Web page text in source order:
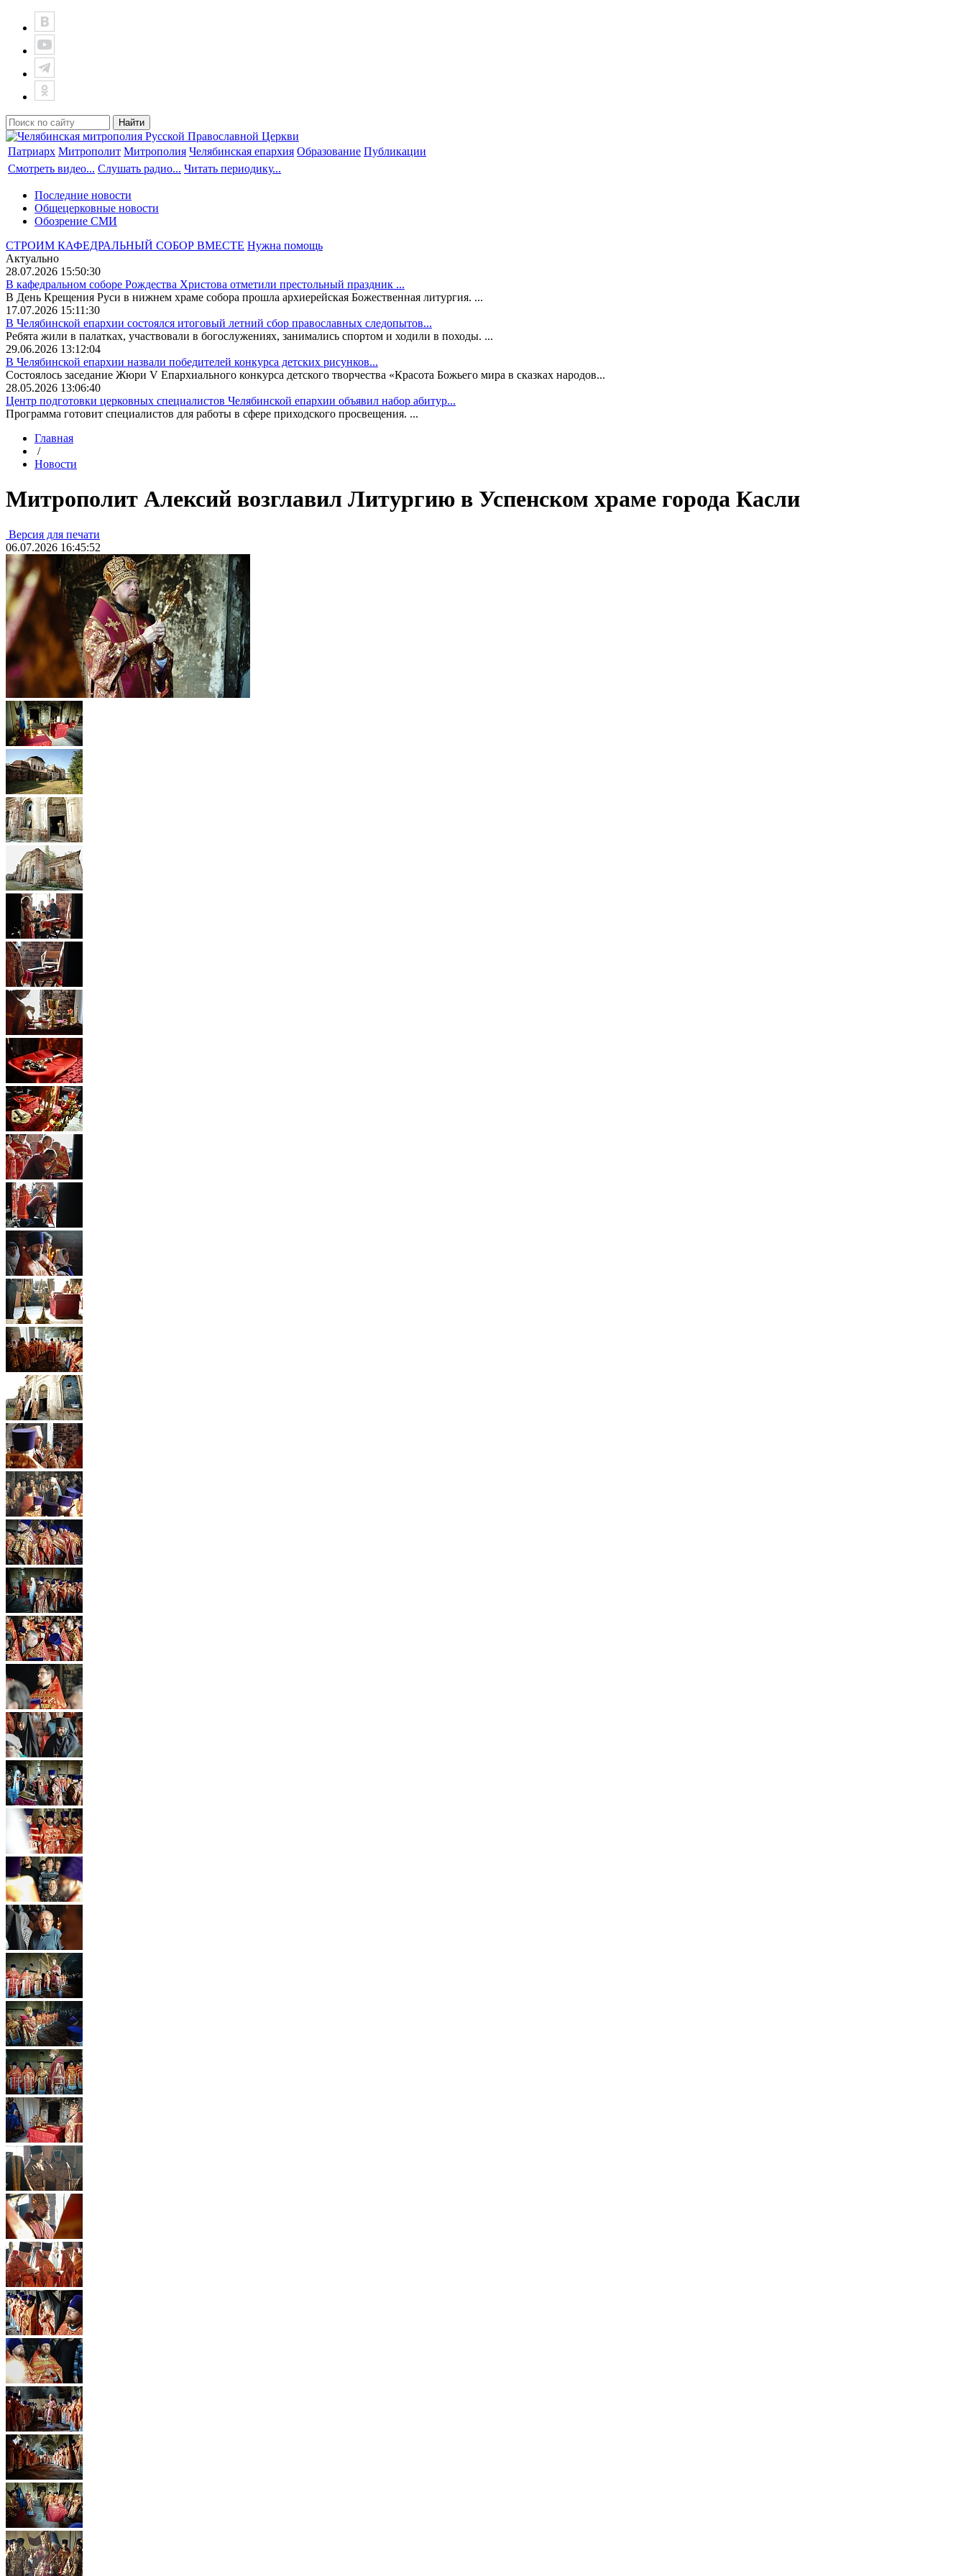
Патриарх Митрополит Митрополия Челябинская епархия Образование Публикации
Смотреть видео... Слушать радио... Читать периодику...
Последние новости
Общецерковные новости
Обозрение СМИ
СТРОИМ КАФЕДРАЛЬНЫЙ СОБОР ВМЕСТЕ Нужна помощь
Актуально
28.07.2026 15:50:30
В кафедральном соборе Рождества Христова отметили престольный праздник ...
В День Крещения Руси в нижнем храме собора прошла архиерейская Божественная литургия. ...
17.07.2026 15:11:30
В Челябинской епархии состоялся итоговый летний сбор православных следопытов...
Ребята жили в палатках, участвовали в богослужениях, занимались спортом и ходили в походы. ...
29.06.2026 13:12:04
В Челябинской епархии назвали победителей конкурса детских рисунков...
Состоялось заседание Жюри V Епархиального конкурса детского творчества «Красота Божьего мира в сказках народов...
28.05.2026 13:06:40
Центр подготовки церковных специалистов Челябинской епархии объявил набор абитур...
Программа готовит специалистов для работы в сфере приходского просвещения. ...
Главная
/
Новости
Митрополит Алексий возглавил Литургию в Успенском храме города Касли
Версия для печати
06.07.2026 16:45:52